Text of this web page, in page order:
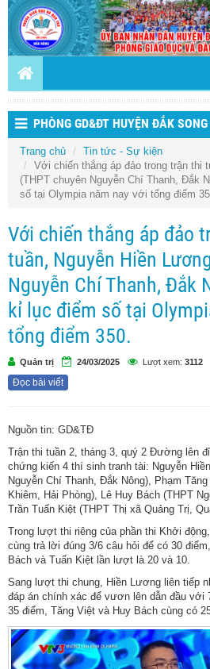
PHÒNG GD&ĐT HUYỆN ĐẮK
Trang chủ
Tin tức - Sự kiện
Với chiến thắng áp đảo trong trận thi
(THPT chuyên Nguyễn Chí Thanh, Đắk
số tại Olympia năm nay với tổng điểm
Với chiến thắng áp đảo
tuần, Nguyễn Hiền
Nguyễn Chí Thanh, Đắk
kỉ lục điểm số tại
tổng điểm 350.
Quản trị 24/03/2025 Lượt xem: 3112
Đọc bài viết
Nguồn tin: GD&TĐ
Trận thi tuần 2, tháng 3, quý 2 Đường lên
chứng kiến 4 thí sinh tranh tài: Nguyễn
Nguyễn Chí Thanh, Đắk Nông), Phạm
Khiêm, Hải Phòng), Lê Huy Bách (THPT
Trần Tuấn Kiệt (THPT Thị xã Quảng Trị,
Trong lượt thi riêng của phần thi Khởi
cùng trả lời đúng 3/6 câu hỏi để có 30
Bách và Tuấn Kiệt lần lượt là 20 và 10.
Sang lượt thi chung, Hiền Lương liên tiếp
đáp án chính xác để vươn lên dẫn đầu với
35 điểm, Tăng Việt và Huy Bách cùng có